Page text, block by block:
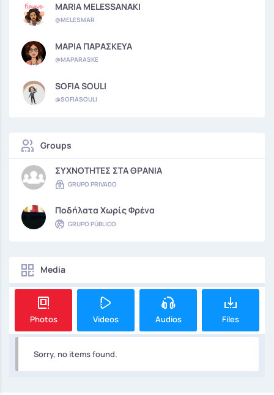
MARIA MELESSANAKI
@MELESMAR
ΜΑΡΙΑ ΠΑΡΑΣΚΕΥΑ
@MAPARASKE
SOFIA SOULI
@SOFIASOULI
Groups
ΣΥΧΝΟΤΗΤΕΣ ΣΤΑ ΘΡΑΝΙΑ
GRUPO PRIVADO
Ποδήλατα Χωρίς Φρένα
GRUPO PÚBLICO
Media
Photos Videos Audios Files
Sorry, no items found.